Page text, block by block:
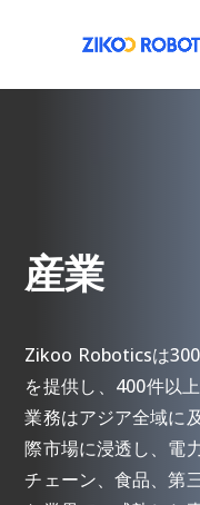
産業
Zikoo Roboticsは
を提供し、400件以
業務はアジア全域に
際市場に浸透し、電
チェーン、食品、第